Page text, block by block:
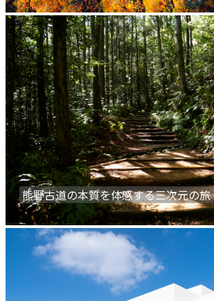
熊野古道の本質を体感する三次元の旅